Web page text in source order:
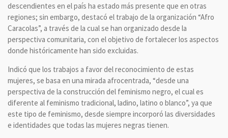
descendientes en el país ha estado más presente que en otras
regiones; sin embargo, destacó el trabajo de la organización “Afro
Caracolas”, a través de la cual se han organizado desde la
perspectiva comunitaria, con el objetivo de fortalecer los aspectos
donde históricamente han sido excluidas.
Indicó que los trabajos a favor del reconocimiento de estas
mujeres, se basa en una mirada afrocentrada, “desde una
perspectiva de la construcción del feminismo negro, el cual es
diferente al feminismo tradicional, ladino, latino o blanco”, ya que
este tipo de feminismo, desde siempre incorporó las diversidades
e identidades que todas las mujeres negras tienen.